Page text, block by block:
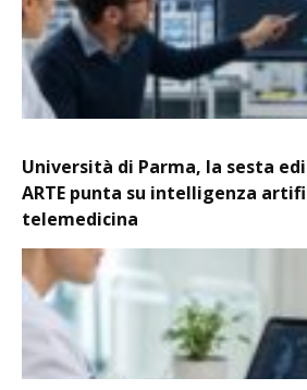
Università di Parma, la sesta
ARTE punta su intelligenza
telemedicina